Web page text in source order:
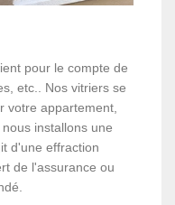
pour le compte de
etc.. Nos vitriers se
votre appartement,
installons une
d'une effraction
de l'assurance ou